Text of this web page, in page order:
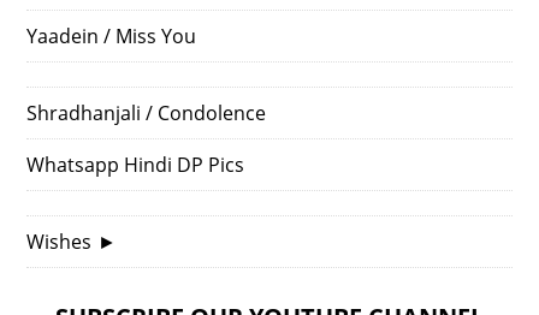
Yaadein / Miss You
Shradhanjali / Condolence
Whatsapp Hindi DP Pics
Wishes ►